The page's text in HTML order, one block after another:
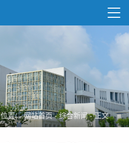
位置：网站首页-综合新闻-正文